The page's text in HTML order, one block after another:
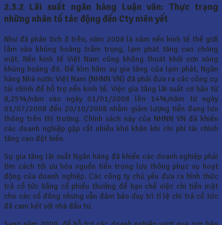
2.3.2 Lãi suất ngân hàng Luận văn: Thực trạng
những nhân tố tác động đến Cty niên yết
Như đã phân tích ở trên, năm 2008 là năm nền kinh tế thế giới
lâm vào khủng hoảng trầm trọng, lạm phát tăng cao chóng
mặt. Nền kinh tế Việt Nam cũng không thoát khỏi cơn sóng
khủng hoảng đó. Để kìm hãm sự gia tăng của lạm phát, Ngân
hàng Nhà nước Việt Nam (NHNN VN) đã phải đưa ra các công cụ
tài chính để hỗ trợ nền kinh tế. Việc gia tăng lãi suất cơ bản từ
8,25%/năm vào ngày 01/01/2008 lên 14%/năm từ ngày
01/07/2008 đến 20/10/2008 nhằm giảm lượng tiền đang lưu
thông trên thị trường. Chính sách này của NHNN VN đã khiến
các doanh nghiệp gặp rất nhiều khó khăn khi chi phí tài chính
tăng cao đột biến.
Sự gia tăng lãi suất Ngân hàng đã khiến các doanh nghiệp phải
tìm cách tối ưu hóa nguồn tiền trong lưu thông phục vụ hoạt
động của doanh nghiệp. Các công ty chủ yếu đưa ra hình thức
trả cổ tức bằng cổ phiếu thưởng để hạn chế việc chi tiền mặt
cho các cổ đông nhưng vẫn đảm bảo duy trì tỉ lệ chi trả cổ tức
đã cam kết với nhà đầu tư.